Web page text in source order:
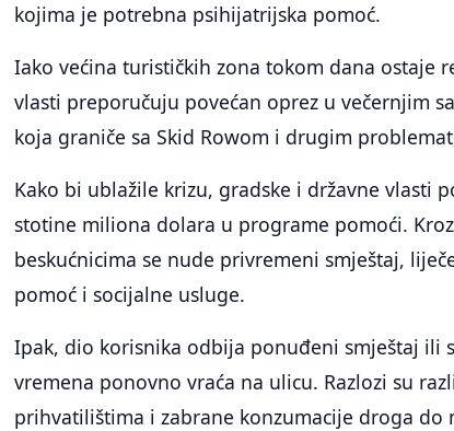
kojima je potrebna psihijatrijska pomoć.
Iako većina turističkih zona tokom dana ostaje
vlasti preporučuju povećan oprez u večernjim
koja graniče sa Skid Rowom i drugim
Kako bi ublažile krizu, gradske i državne vlasti
stotine miliona dolara u programe pomoći.
beskućnicima se nude privremeni smještaj,
pomoć i socijalne usluge.
Ipak, dio korisnika odbija ponuđeni smještaj ili
vremena ponovno vraća na ulicu. Razlozi su
prihvatilištima i zabrane konzumacije droga do